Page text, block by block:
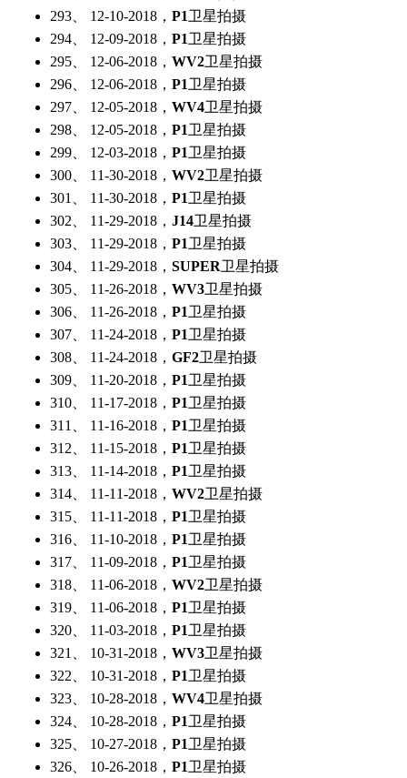
293、 12-10-2018， P1卫星拍摄
294、 12-09-2018， P1卫星拍摄
295、 12-06-2018， WV2卫星拍摄
296、 12-06-2018， P1卫星拍摄
297、 12-05-2018， WV4卫星拍摄
298、 12-05-2018， P1卫星拍摄
299、 12-03-2018， P1卫星拍摄
300、 11-30-2018， WV2卫星拍摄
301、 11-30-2018， P1卫星拍摄
302、 11-29-2018， J14卫星拍摄
303、 11-29-2018， P1卫星拍摄
304、 11-29-2018， SUPER卫星拍摄
305、 11-26-2018， WV3卫星拍摄
306、 11-26-2018， P1卫星拍摄
307、 11-24-2018， P1卫星拍摄
308、 11-24-2018， GF2卫星拍摄
309、 11-20-2018， P1卫星拍摄
310、 11-17-2018， P1卫星拍摄
311、 11-16-2018， P1卫星拍摄
312、 11-15-2018， P1卫星拍摄
313、 11-14-2018， P1卫星拍摄
314、 11-11-2018， WV2卫星拍摄
315、 11-11-2018， P1卫星拍摄
316、 11-10-2018， P1卫星拍摄
317、 11-09-2018， P1卫星拍摄
318、 11-06-2018， WV2卫星拍摄
319、 11-06-2018， P1卫星拍摄
320、 11-03-2018， P1卫星拍摄
321、 10-31-2018， WV3卫星拍摄
322、 10-31-2018， P1卫星拍摄
323、 10-28-2018， WV4卫星拍摄
324、 10-28-2018， P1卫星拍摄
325、 10-27-2018， P1卫星拍摄
326、 10-26-2018， P1卫星拍摄